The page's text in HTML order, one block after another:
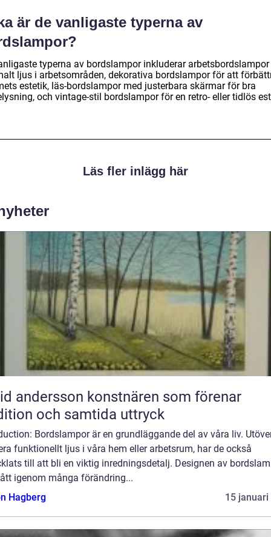
är de vanligaste typerna av
typerna av bordslampor inkluderar
ljus i arbetsområden, dekorativa bordslampor för att
estetik, läs-bordslampor med justerbara skärmar för bra
och vintage-stil bordslampor för en retro- eller tidlös
Läs fler inlägg här
konstnären som förenar
och samtida uttryck
Bordslampor är en grundläggande del av våra liv.
funktionellt ljus i våra hem eller arbetsrum, har de också
till att bli en viktig inredningsdetalj. Designen av
igenom många förändring...
Hagberg
15 januari